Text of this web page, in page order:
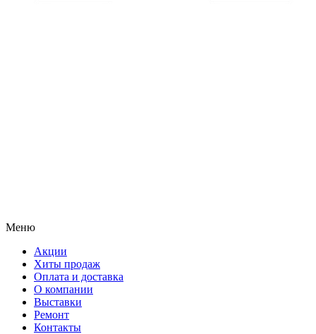
Меню
Акции
Хиты продаж
Оплата и доставка
О компании
Выставки
Ремонт
Контакты